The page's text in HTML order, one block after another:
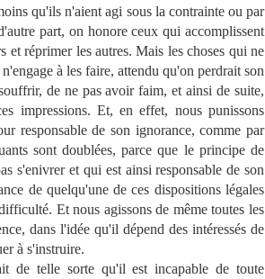
qu'ils n'aient agi sous la contrainte ou par
part, on honore ceux qui accomplissent
et réprimer les autres. Mais les choses qui ne
à les faire, attendu qu'on perdrait son
de ne pas avoir faim, et ainsi de suite,
impressions. Et, en effet, nous punissons
responsable de son ignorance, comme par
sont doublées, parce que le principe de
s'enivrer et qui est ainsi responsable de son
de quelqu'une de ces dispositions légales
Et nous agissons de même toutes les
dans l'idée qu'il dépend des intéressés de
à s'instruire.
telle sorte qu'il est incapable de toute